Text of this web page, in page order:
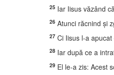
25 Iar Iisus văzând
26 Atunci răcnind şi
27 Ci Iisus l-a
28 Iar după ce a
29 El le-a zis: Acest